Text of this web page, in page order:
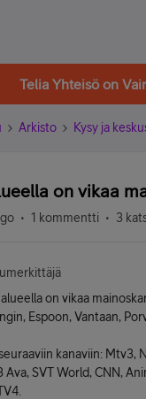
Telia Yhteisö on
Arkisto Kysy ja
on vikaa
1 kommentti 3
on vikaa
Espoon, Vantaan,
kanaviin: Mtv3,
Ava, SVT World, CNN,